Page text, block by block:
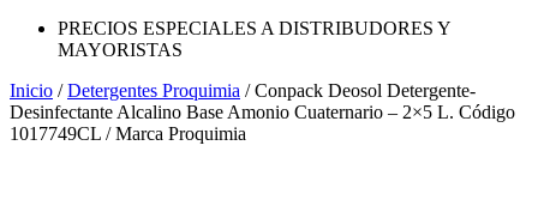
PRECIOS ESPECIALES A DISTRIBUDORES Y
MAYORISTAS
Inicio /Detergentes Proquimia / Conpack Deosol Detergente-
Desinfectante Alcalino Base Amonio Cuaternario – 2×5 L. Código
1017749CL / Marca Proquimia